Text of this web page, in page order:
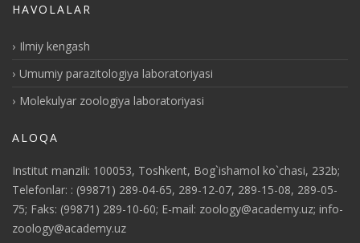
HAVOLALAR
Ilmiy kengash
Umumiy parazitologiya laboratoriyasi
Molekulyar zoologiya laboratoriyasi
ALOQA
Institut manzili: 100053, Toshkent, Bog`ishamol ko`chasi, 232b;
Telefonlar: : (99871) 289-04-65, 289-12-07, 289-15-08, 289-05-
75; Faks: (99871) 289-10-60; E-mail: zoology@academy.uz; info-
zoology@academy.uz